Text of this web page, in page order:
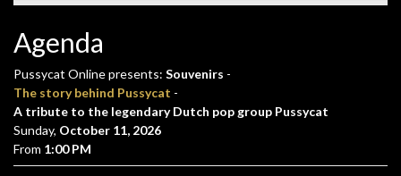
Agenda
Pussycat Online presents: Souvenirs -
The story behind Pussycat -
A tribute to the legendary Dutch pop group Pussycat
Sunday, October 11, 2026
From 1:00 PM